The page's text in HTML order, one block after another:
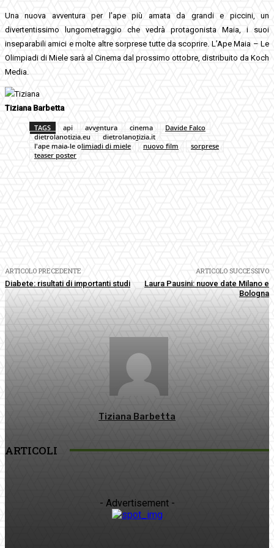
Una nuova avventura per l’ape più amata da grandi e piccini, un
divertentissimo lungometraggio che vedrà protagonista Maia, i suoi
inseparabili amici e molte altre sorprese tutte da scoprire. L’Ape Maia – Le
Olimpiadi di Miele sarà al Cinema dal prossimo ottobre, distribuito da Koch
Media.
Tiziana Barbetta
TAGS api avventura cinema
Davide Falco
dietrolanotizia.eu
dietrolanotizia.it
l'ape maia-le olimiadi di miele
nuovo film
sorprese
teaser poster
ARTICOLO PRECEDENTE
Diabete: risultati di importanti studi
ARTICOLO SUCCESSIVO
Laura Pausini: nuove date Milano e
Bologna
Tiziana Barbetta
ARTICOLI
- Advertisement -